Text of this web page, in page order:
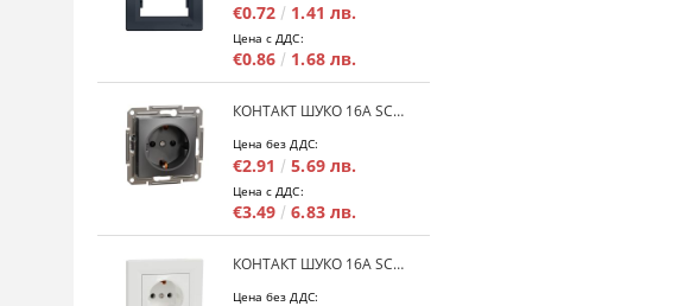
€0.72 1.41 лв.
Цена с ДДС:
€0.86 1.68 лв.
КОНТАКТ ШУКО 16A SCHNEIDER ASFORA EPH2900171 - АНРАЦИТ
Цена без ДДС:
€2.91 5.69 лв.
Цена с ДДС:
€3.49 6.83 лв.
КОНТАКТ ШУКО 16A SCHNEIDER ASFORA EPH2900121 - БЯЛ
Цена без ДДС: